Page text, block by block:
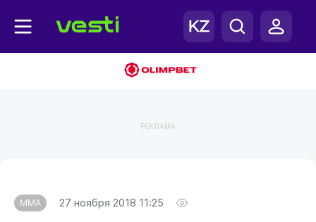
РЕКЛАМА
MMA 27 ноября 2018 11:25